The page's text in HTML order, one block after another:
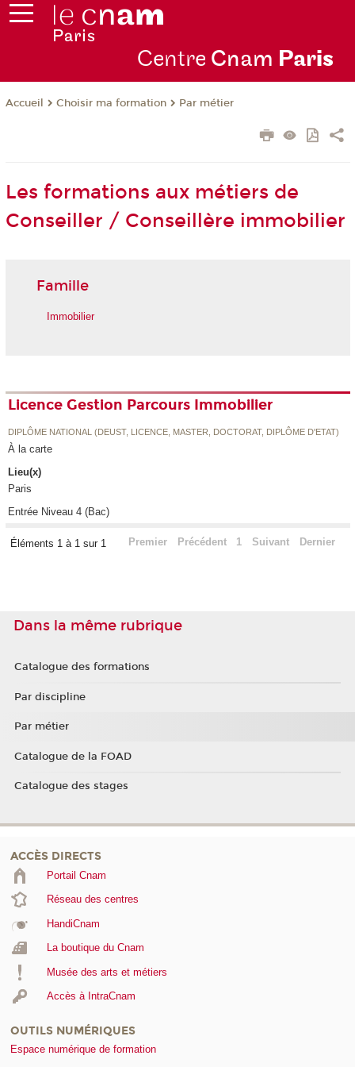
Centre Cnam Paris
Accueil Choisir ma formation Par métier
Les formations aux métiers de
Conseiller / Conseillère immobilier
Famille
Immobilier
Licence Gestion Parcours Immobilier
DIPLÔME NATIONAL (DEUST, LICENCE, MASTER, DOCTORAT, DIPLÔME D'ETAT)
À la carte
Lieu(x)
Paris
Entrée Niveau 4 (Bac)
Éléments 1 à 1 sur 1 Premier Précédent 1 Suivant Dernier
Dans la même rubrique
Catalogue des formations
Par discipline
Par métier
Catalogue de la FOAD
Catalogue des stages
ACCÈS DIRECTS
Portail Cnam
Réseau des centres
HandiCnam
La boutique du Cnam
Musée des arts et métiers
Accès à IntraCnam
OUTILS NUMÉRIQUES
Espace numérique de formation